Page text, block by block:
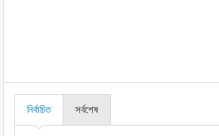
নির্বাচিত সর্বশেষ